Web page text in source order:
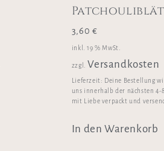
3,60 €
inkl. 19 % MwSt.
zzgl. Versandkosten
Lieferzeit: Deine Bestellung
uns innerhalb der nächsten 4-
mit Liebe verpackt und
In den Warenkorb